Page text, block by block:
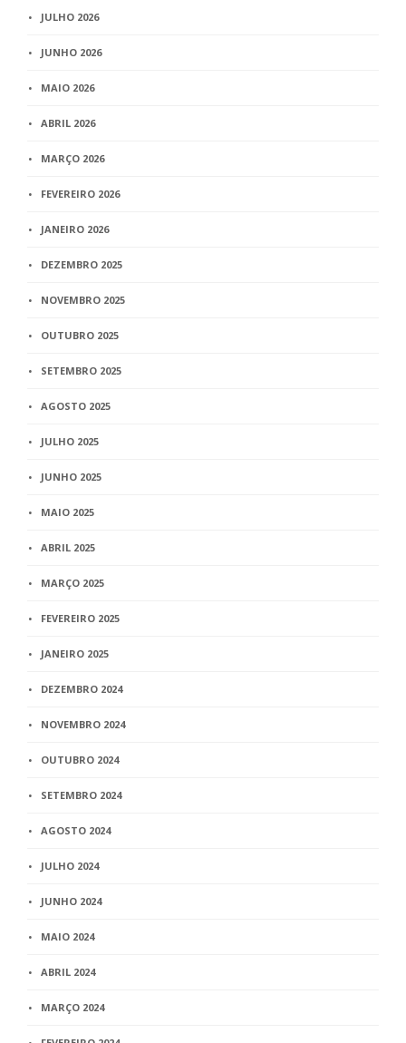
JULHO 2026
JUNHO 2026
MAIO 2026
ABRIL 2026
MARÇO 2026
FEVEREIRO 2026
JANEIRO 2026
DEZEMBRO 2025
NOVEMBRO 2025
OUTUBRO 2025
SETEMBRO 2025
AGOSTO 2025
JULHO 2025
JUNHO 2025
MAIO 2025
ABRIL 2025
MARÇO 2025
FEVEREIRO 2025
JANEIRO 2025
DEZEMBRO 2024
NOVEMBRO 2024
OUTUBRO 2024
SETEMBRO 2024
AGOSTO 2024
JULHO 2024
JUNHO 2024
MAIO 2024
ABRIL 2024
MARÇO 2024